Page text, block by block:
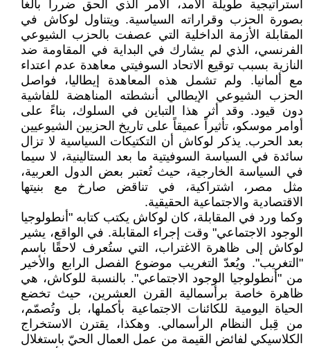
استراتيجية طويلة الأمد، الأمر الذي ألحق ضرراً بالغاً
بصورة الحزب وقراراته السياسية. ويتناول لوكاش في
المقابلة الأزمة الداخلية التي عصفت بالحزب الشيوعي
الفرنسي، الذي لم يشارك في البداية في المقاومة ضد
النازية بسبب توقيع الاتحاد السوفيتي معاهدة عدم اعتداء
مع ألمانيا. ولم تشمل هذه المعاهدة إيطاليا، فواصل
الحزب الشيوعي الإيطالي أنشطته المناهضة للفاشية
دون قيود. وقد أثر هذا التباين في السلوك، بناءً على
أوامر موسكو، تأثيراً عميقاً على تاريخ الحزبين الشيوعيين
بعد الحرب. يذكر لوكاش أن التكتيكات السياسية لا تزال
سائدة في السياسة السوفيتية ما بعد الستالينية، لا سيما
في السياسة الخارجية، حيث تُعتبر بعض الدول العربية،
مثل مصر، اشتراكية، في تناقض صارخ مع بنيتها
الاقتصادية والاجتماعية الحقيقية.
وكما ورد في المقابلة، كان لوكاش يكتب كتابه "أنطولوجيا
الوجود الاجتماعي" وقت إجراء المقابلة. في الواقع، يشير
لوكاش إلى ظاهرة الاغتراب، التي ستُعرف لاحقًا باسم
"التغريب". ويُعدّ التغريب موضوع الفصل الرابع والأخير
من "أنطولوجيا الوجود الاجتماعي". بالنسبة للوكاش، هي
ظاهرة خاصة برأسمالية القرن العشرين، حيث تخضع
الحياة اليومية للكائنات الاجتماعية بأكملها، بل وتُصمّم،
من قِبل النظام الرأسمالي. وهكذا، يقترن الاستخراج
الكلاسيكي لفائض القيمة من عمل العمال الحيّ باستغلال